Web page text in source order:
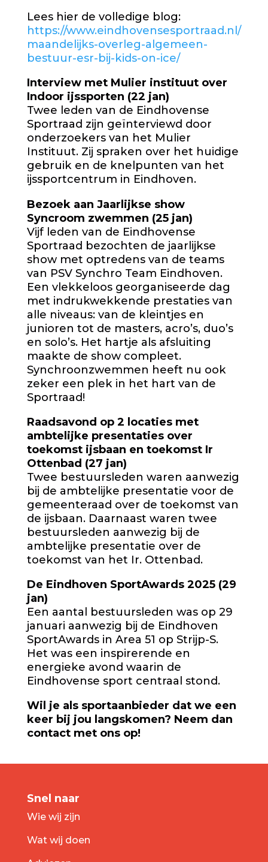
Lees hier de volledige blog:
https://www.eindhovensesportraad.nl/
maandelijks-overleg-algemeen-
bestuur-esr-bij-kids-on-ice/
Interview met Mulier instituut over
Indoor ijssporten (22 jan)
Twee leden van de Eindhovense
Sportraad zijn geïnterviewd door
onderzoekers van het Mulier
Instituut. Zij spraken over het huidige
gebruik en de knelpunten van het
ijssportcentrum in Eindhoven.
Bezoek aan Jaarlijkse show
Syncroom zwemmen (25 jan)
Vijf leden van de Eindhovense
Sportraad bezochten de jaarlijkse
show met optredens van de teams
van PSV Synchro Team Eindhoven.
Een vlekkeloos georganiseerde dag
met indrukwekkende prestaties van
alle niveaus: van de kleintjes en
junioren tot de masters, acro’s, duo’s
en solo’s. Het hartje als afsluiting
maakte de show compleet.
Synchroonzwemmen heeft nu ook
zeker een plek in het hart van de
Sportraad!
Raadsavond op 2 locaties met
ambtelijke presentaties over
toekomst ijsbaan en toekomst Ir
Ottenbad (27 jan)
Twee bestuursleden waren aanwezig
bij de ambtelijke presentatie voor de
gemeenteraad over de toekomst van
de ijsbaan. Daarnaast waren twee
bestuursleden aanwezig bij de
ambtelijke presentatie over de
toekomst van het Ir. Ottenbad.
De Eindhoven SportAwards 2025 (29
jan)
Een aantal bestuursleden was op 29
januari aanwezig bij de Eindhoven
SportAwards in Area 51 op Strijp-S.
Het was een inspirerende en
energieke avond waarin de
Eindhovense sport centraal stond.
Wil je als sportaanbieder dat we een
keer bij jou langskomen? Neem dan
contact met ons op!
Snel naar
Wie wij zijn
Wat wij doen